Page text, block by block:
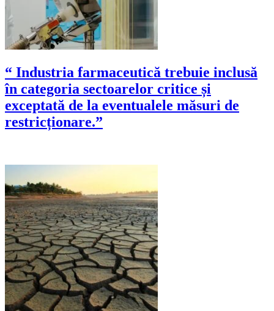
“ Industria farmaceutică trebuie inclusă
în categoria sectoarelor critice și
exceptată de la eventualele măsuri de
restricționare.”